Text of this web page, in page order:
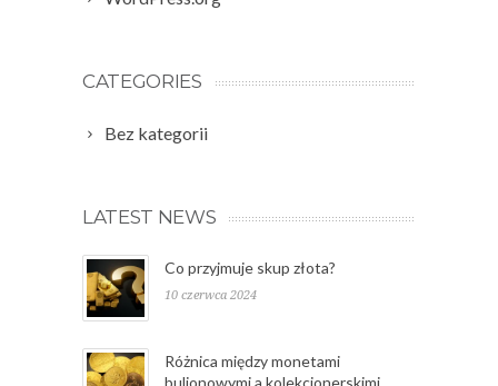
CATEGORIES
Bez kategorii
LATEST NEWS
Co przyjmuje skup złota?
10 czerwca 2024
Różnica między monetami
bulionowymi a kolekcjonerskimi